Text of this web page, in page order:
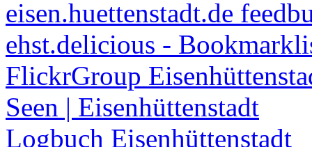
eisen.huettenstadt.de
ehst.delicious -
FlickrGroup
Seen | Eisenhüttenstadt
Logbuch Eisenhüttenstadt